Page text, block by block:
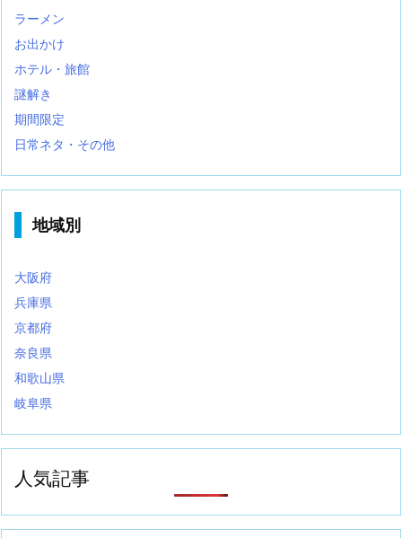
ラーメン
お出かけ
ホテル・旅館
謎解き
期間限定
日常ネタ・その他
地域別
大阪府
兵庫県
京都府
奈良県
和歌山県
岐阜県
人気記事